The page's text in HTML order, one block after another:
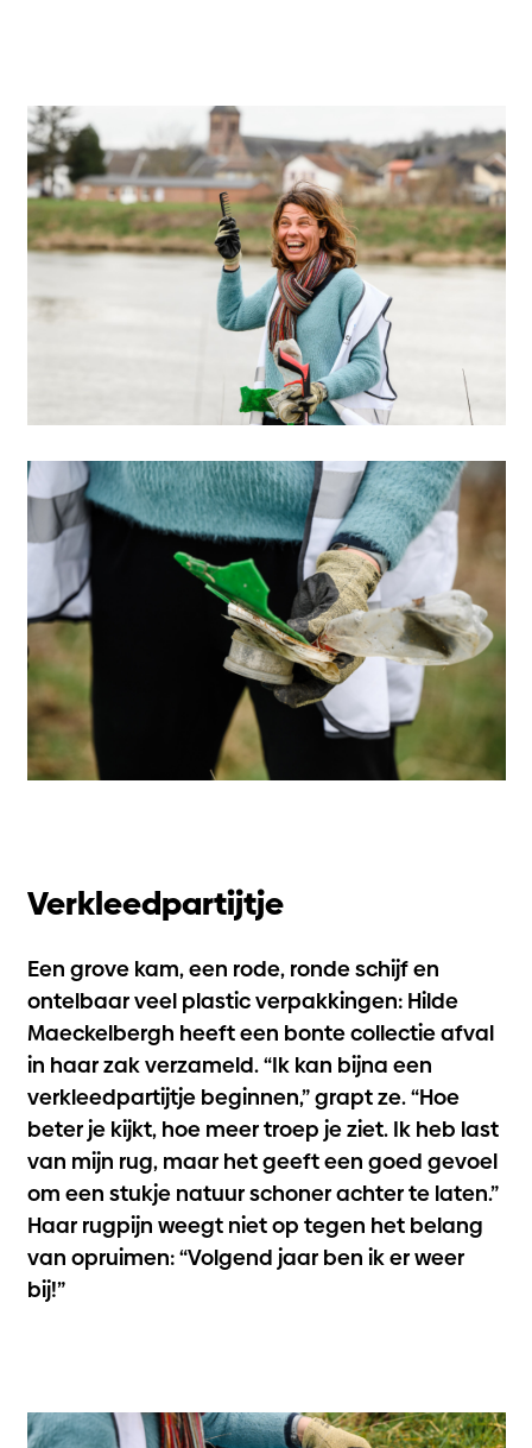
Verkleedpartijtje
Een grove kam, een rode, ronde schijf en
ontelbaar veel plastic verpakkingen: Hilde
Maeckelbergh heeft een bonte collectie afval
in haar zak verzameld. “Ik kan bijna een
verkleedpartijtje beginnen,” grapt ze. “Hoe
beter je kijkt, hoe meer troep je ziet. Ik heb last
van mijn rug, maar het geeft een goed gevoel
om een stukje natuur schoner achter te laten.”
Haar rugpijn weegt niet op tegen het belang
van opruimen: “Volgend jaar ben ik er weer
bij!”